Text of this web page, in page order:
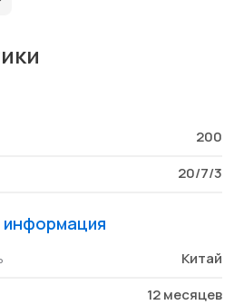
200
20/7/3
Китай
12 месяцев